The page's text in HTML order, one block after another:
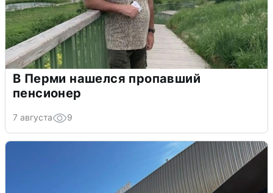
В Перми нашелся пропавший
пенсионер
7 августа 9